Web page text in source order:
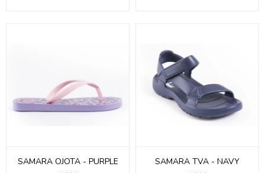
SAMARA OJOTA - PURPLE SAMARA TVA - NAVY